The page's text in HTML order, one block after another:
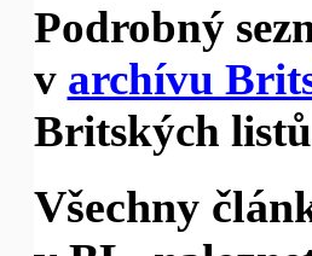
Podrobný
v archívu
Britských
Všechny